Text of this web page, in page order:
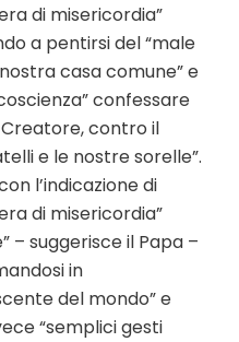
di misericordia”
a pentirsi del “male
casa comune” e
confessare
contro il
e le nostre sorelle”.
l’indicazione di
di misericordia”
– suggerisce il Papa –
in
del mondo” e
“semplici gesti